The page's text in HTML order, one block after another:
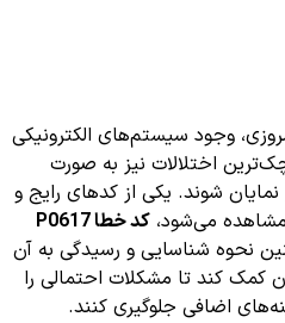
وجود سیستم‌های الکترونیکی
اختلالات نیز به صورت
نمایان شوند. یکی از کدهای رایج و
می‌شود، کد خطا P0617
نحوه شناسایی و رسیدگی به آن
کمک کند تا مشکلات احتمالی را
اضافی جلوگیری کنند.